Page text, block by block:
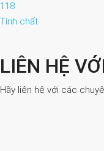
118
Tính chất
LIÊN HỆ
Hãy liên hệ với các